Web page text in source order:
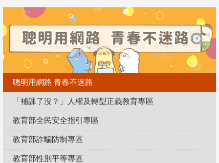
聰明用網路 青春不迷路
「補課了沒？」人權及轉型正義教育專區
教育部全民安全指引專區
教育部詐騙防制專區
教育部性別平等專區